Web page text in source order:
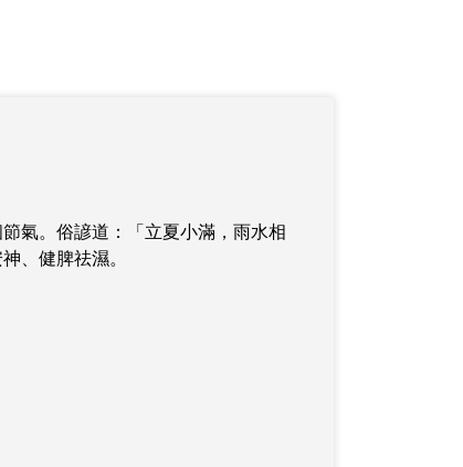
節氣。俗諺道：「立夏小滿，雨水相
、健脾祛濕。